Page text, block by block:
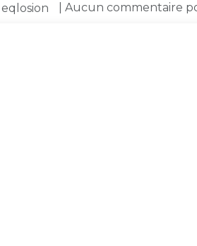
eqlosion | Aucun commentaire